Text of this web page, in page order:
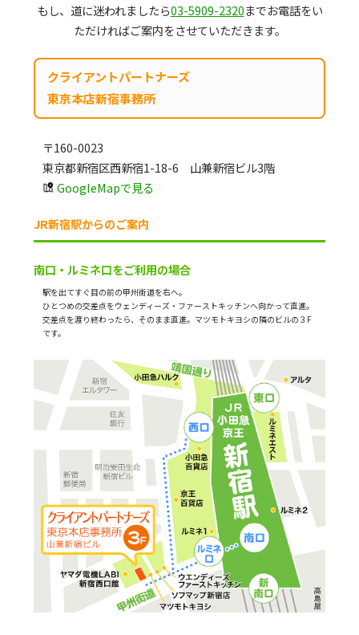
もし、道に迷われましたら03-5909-2320までお電話をい
ただければご案内をさせていただきます。
クライアントパートナーズ
東京本店新宿事務所
〒160-0023
東京都新宿区西新宿1-18-6 山兼新宿ビル3階
GoogleMapで見る
JR新宿駅からのご案内
南口・ルミネ口をご利用の場合
駅を出てすぐ目の前の甲州街道を右へ。
ひとつめの交差点をウェンディーズ・ファーストキッチンへ向かって直進。
交差点を渡り終わったら、そのまま直進。マツモトキヨシの隣のビルの３F
です。